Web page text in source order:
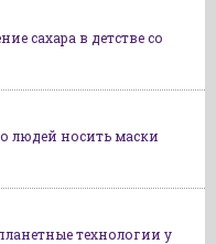
сахара в детстве со
людей носить маски
технологии у